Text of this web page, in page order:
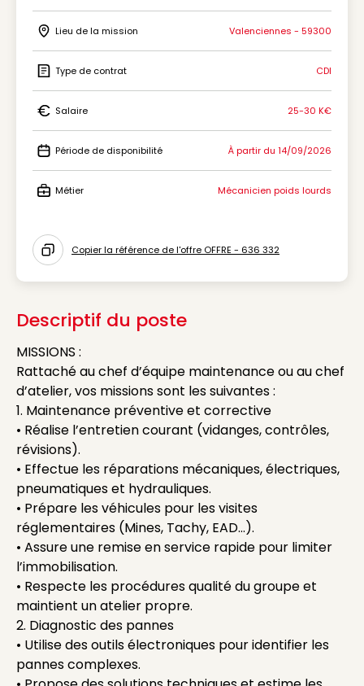
Icon Date de publication
Icon Lieu de la mission
Lieu de la mission Valenciennes - 59300
Icon Type de contrat
Type de contrat CDI
Icon Salaire
Salaire 25-30 K€
Icon Période de disponibilité
Période de disponibilité À partir du 14/09/2026
Métier Mécanicien poids lourds
Icon copy to clipboard
Copier la référence de l'offre OFFRE - 636 332
Descriptif du poste
MISSIONS :
Rattaché au chef d’équipe maintenance ou au chef
d’atelier, vos missions sont les suivantes :
1. Maintenance préventive et corrective
• Réalise l’entretien courant (vidanges, contrôles,
révisions).
• Effectue les réparations mécaniques, électriques,
pneumatiques et hydrauliques.
• Prépare les véhicules pour les visites
réglementaires (Mines, Tachy, EAD…).
• Assure une remise en service rapide pour limiter
l’immobilisation.
• Respecte les procédures qualité du groupe et
maintient un atelier propre.
2. Diagnostic des pannes
• Utilise des outils électroniques pour identifier les
pannes complexes.